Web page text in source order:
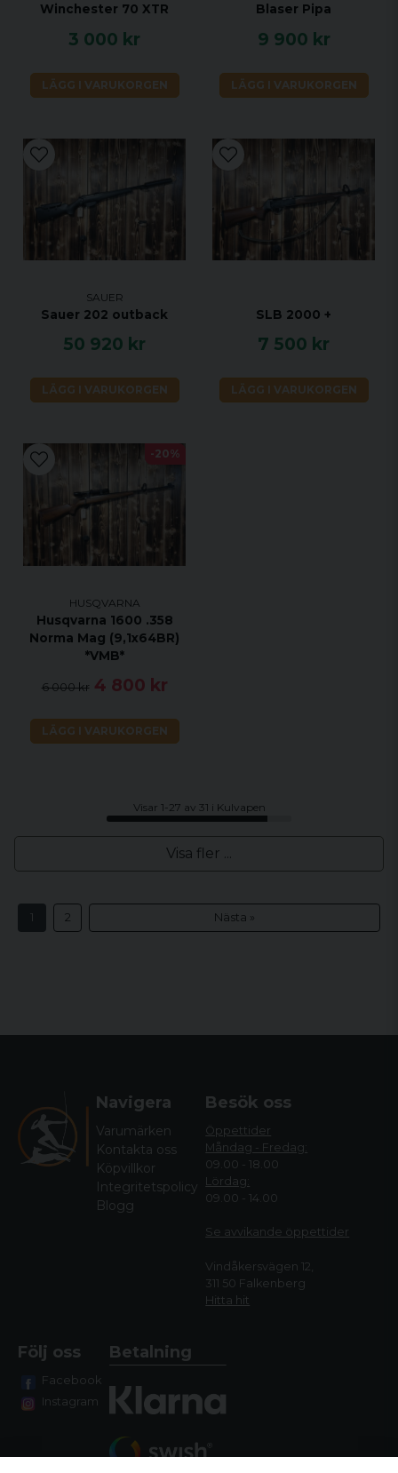
Winchester 70 XTR
3 000 kr
LÄGG I VARUKORGEN
Blaser Pipa
9 900 kr
LÄGG I VARUKORGEN
SAUER
Sauer 202 outback
50 920 kr
LÄGG I VARUKORGEN
SLB 2000 +
7 500 kr
LÄGG I VARUKORGEN
HUSQVARNA
Husqvarna 1600 .358
Norma Mag (9,1x64BR)
*VMB*
6 000 kr 4 800 kr
LÄGG I VARUKORGEN
-20%
Visar 1-27 av 31 i Kulvapen
Visa fler ...
1 2 Nästa »
Navigera
Varumärken
Kontakta oss
Köpvillkor
Integritetspolicy
Blogg
Besök oss
Öppettider
Måndag - Fredag:
09.00 - 18.00
Lördag:
09.00 - 14.00
Se avvikande öppettider
Vindåkersvägen 12,
311 50 Falkenberg
Hitta hit
Följ oss
Facebook
Instagram
Betalning